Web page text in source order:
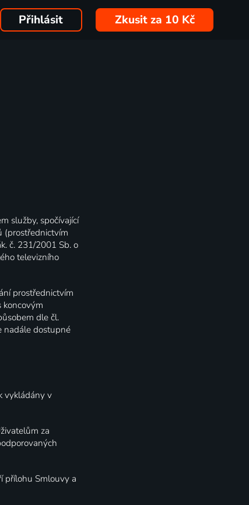
Přihlásit Zkusit za 10 Kč
služby, spočívající
(prostřednictvím
č. 231/2001 Sb. o
televizního
prostřednictvím
koncovým
dle čl.
nadále dostupné
vykládány v
za
přílohu Smlouvy a